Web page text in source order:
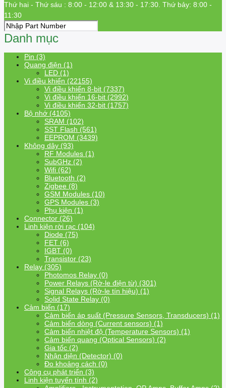
Thứ hai - Thứ sáu : 8:00 - 12:00 & 13:30 - 17:30. Thứ bảy: 8:00 -
11:30
Danh mục
Pin (3)
Quang điện (1)
LED (1)
Vi điều khiển (22155)
Vi điều khiển 8-bit (7337)
Vi điều khiển 16-bit (2992)
Vi điều khiển 32-bit (1757)
Bộ nhớ (4105)
SRAM (102)
SST Flash (561)
EEPROM (3439)
Không dây (93)
RF Modules (1)
SubGHz (2)
Wifi (62)
Bluetooth (2)
Zigbee (8)
GSM Modules (10)
GPS Modules (3)
Phụ kiện (1)
Connector (26)
Linh kiện rời rạc (104)
Diode (75)
FET (6)
IGBT (0)
Transistor (23)
Relay (305)
Photomos Relay (0)
Power Relays (Rờ-le điện từ) (301)
Signal Relays (Rờ-le tín hiệu) (1)
Solid State Relay (0)
Cảm biến (17)
Cảm biến áp suất (Pressure Sensors, Transducers) (1)
Cảm biến dòng (Current sensors) (1)
Cảm biến nhiệt độ (Temperature Sensors) (1)
Cảm biến quang (Optical Sensors) (2)
Gia tốc (2)
Nhận diện (Detector) (0)
Đo khoảng cách (0)
Công cụ phát triển (3)
Linh kiện tuyến tính (2)